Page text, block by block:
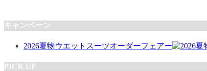
キャンペーン
2026夏物ウエットスーツオーダーフェアー
PICK UP